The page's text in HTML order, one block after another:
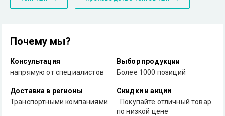
Почему мы?
Консультация
напрямую от специалистов
Выбор продукции
Более 1000 позиций
Доставка в регионы
Транспортными компаниями
Скидки и акции
Покупайте отличный товар
по низкой цене